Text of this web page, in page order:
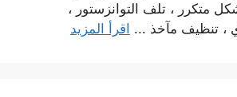
متكرر ، تلف التوانزستور ،
، تنظيف مآخذ ... اقرأ المزيد